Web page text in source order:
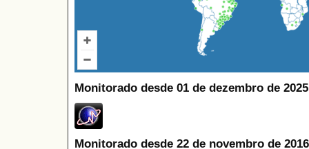
Monitorado desde 01 de dezembro de
Monitorado desde 22 de novembro de